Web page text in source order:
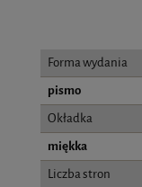
Forma wydania
pismo
Okładka
miękka
Liczba stron